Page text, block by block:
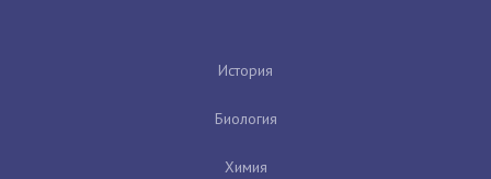
История
Биология
Химия